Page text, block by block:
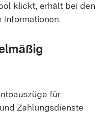
klickt, erhält bei den
Informationen.
für
Zahlungsdienste